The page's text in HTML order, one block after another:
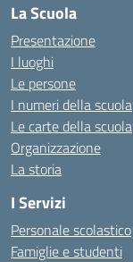
La Scuola
Presentazione
I luoghi
Le persone
I numeri della scuola
Le carte della scuola
Organizzazione
La storia
I Servizi
Personale scolastico
Famiglie e studenti